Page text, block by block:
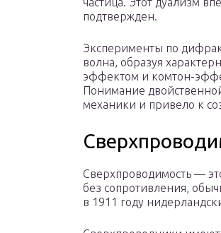
подтвержден.
Эксперименты по
волна, образуя
эффектом и комтон-
Понимание
механики и привело к
Сверхпроводимость —
без сопротивления,
в 1911 году